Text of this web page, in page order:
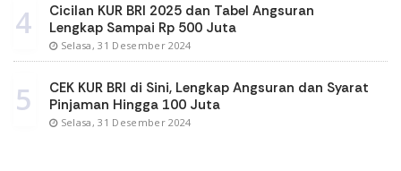
4
Cicilan KUR BRI 2025 dan Tabel Angsuran
Lengkap Sampai Rp 500 Juta
Selasa, 31 Desember 2024
5
CEK KUR BRI di Sini, Lengkap Angsuran dan Syarat
Pinjaman Hingga 100 Juta
Selasa, 31 Desember 2024